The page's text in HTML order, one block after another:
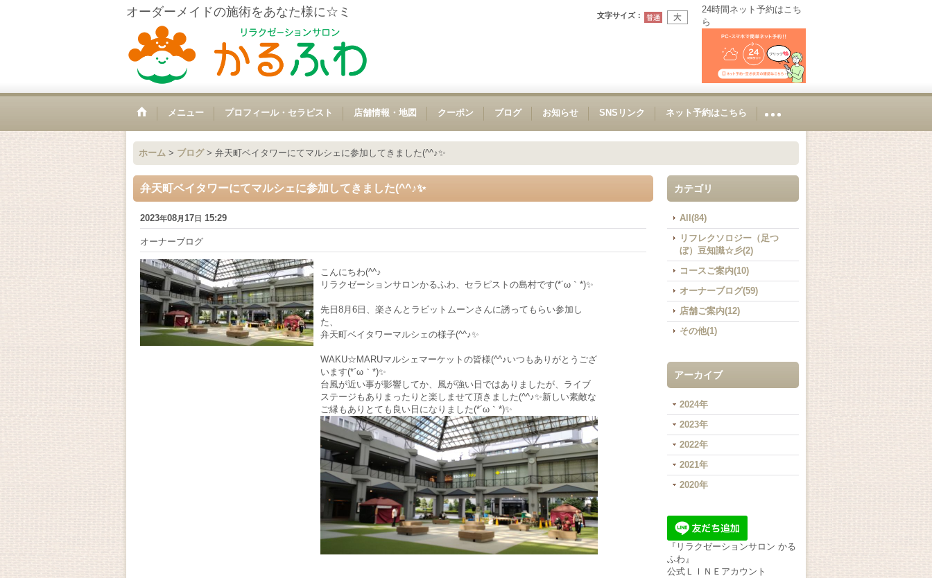
オーダーメイドの施術をあなた様に☆ミ
24時間ネット予約はこち
ら
文字サイズ：
メニュー プロフィール・セラピスト 店舗情報・地図 クーポン ブログ お知らせ SNSリンク ネット予約はこちら
ホーム > ブログ > 弁天町ベイタワーにてマルシェに参加してきました(^^♪✨
弁天町ベイタワーにてマルシェに参加してきました(^^♪✨
2023年08月 17 日 15:29
オーナーブログ
こんにちわ(^^♪
リラクゼーションサロンかるふわ、セラピストの島村です(*´ω｀*)✨
先日8月6日、楽さんとラビットムーンさんに誘ってもらい参加し
た、
弁天町ベイタワーマルシェの様子(^^♪✨
WAKU☆MARUマルシェマーケットの皆様(^^♪いつもありがとうござ
います(*´ω｀*)✨
台風が近い事が影響してか、風が強い日ではありましたが、ライブ
ステージもありまったりと楽しませて頂きました(^^♪✨新しい素敵な
ご縁もありとても良い日になりました(*´ω｀*)✨
カテゴリ
All(84)
リフレクソロジー（足つ
ぼ）豆知識☆彡(2)
コースご案内(10)
オーナーブログ(59)
店舗ご案内(12)
その他(1)
アーカイブ
2024年
2023年
2022年
2021年
2020年
『リラクゼーションサロン かる
ふわ』
公式ＬＩＮＥアカウント